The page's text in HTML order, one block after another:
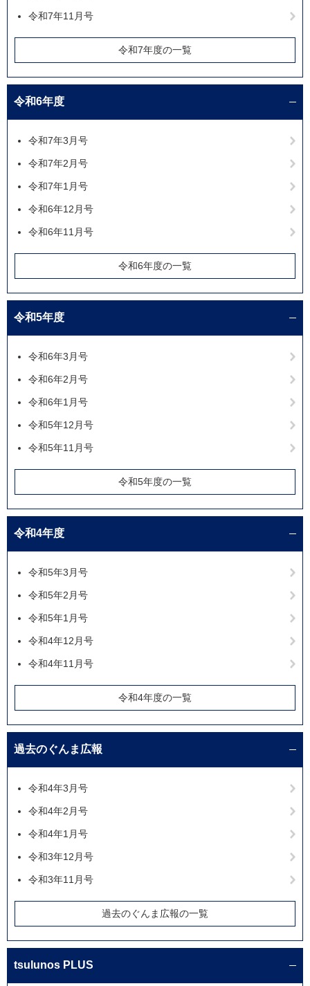
令和7年11月号
令和7年度の一覧
令和6年度
令和7年3月号
令和7年2月号
令和7年1月号
令和6年12月号
令和6年11月号
令和6年度の一覧
令和5年度
令和6年3月号
令和6年2月号
令和6年1月号
令和5年12月号
令和5年11月号
令和5年度の一覧
令和4年度
令和5年3月号
令和5年2月号
令和5年1月号
令和4年12月号
令和4年11月号
令和4年度の一覧
過去のぐんま広報
令和4年3月号
令和4年2月号
令和4年1月号
令和3年12月号
令和3年11月号
過去のぐんま広報の一覧
tsulunos PLUS